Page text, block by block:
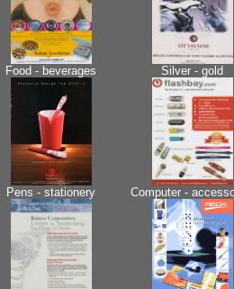
Food - beverages Silver - gold
Pens - stationery Computer -